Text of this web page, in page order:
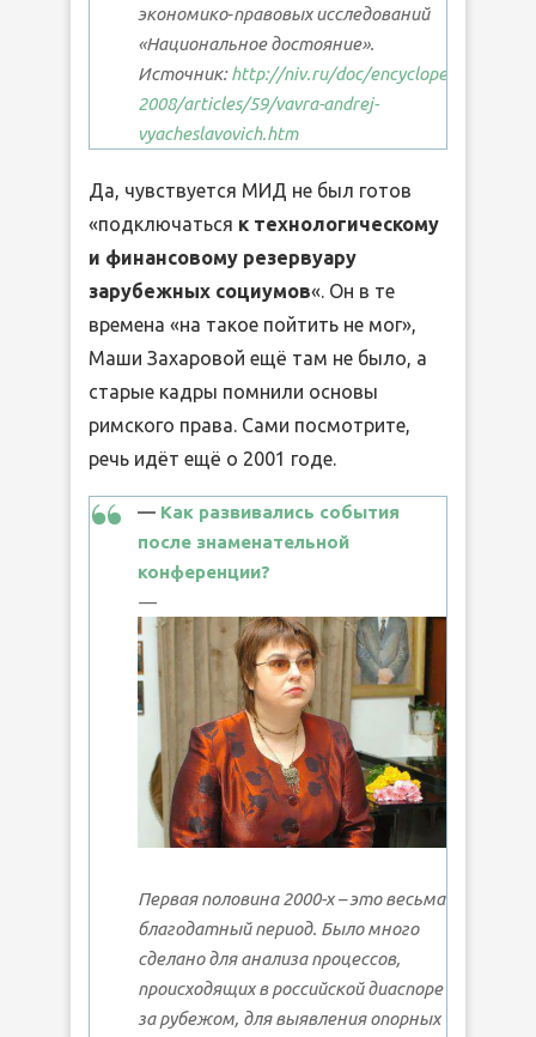
экономико‑правовых исследований
«Национальное достояние».
Источник:http://niv.ru/doc/encyclopedia/putin-
2008/articles/59/vavra-andrej-
vyacheslavovich.htm
Да, чувствуется МИД не был готов
«подключаться к технологическому
и финансовому резервуару
зарубежных социумов«. Он в те
времена «на такое пойтить не мог»,
Маши Захаровой ещё там не было, а
старые кадры помнили основы
римского права. Сами посмотрите,
речь идёт ещё о 2001 годе.
— Как развивались события
после знаменательной
конференции?
—
Первая половина 2000-х – это весьма
благодатный период. Было много
сделано для анализа процессов,
происходящих в российской диаспоре
за рубежом, для выявления опорных